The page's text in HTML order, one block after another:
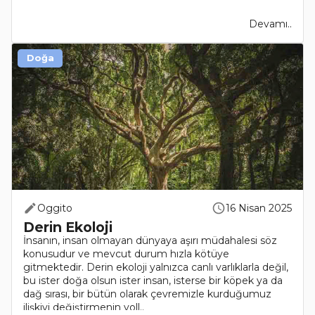
Devamı..
Oggito 16 Nisan 2025
Derin Ekoloji
İnsanın, insan olmayan dünyaya aşırı müdahalesi söz
konusudur ve mevcut durum hızla kötüye
gitmektedir. Derin ekoloji yalnızca canlı varlıklarla değil,
bu ister doğa olsun ister insan, isterse bir köpek ya da
dağ sırası, bir bütün olarak çevremizle kurduğumuz
ilişkiyi değiştirmenin yoll..
Doğa